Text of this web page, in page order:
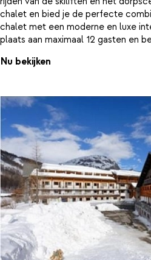
chalet en bied je de perfecte
chalet met een moderne en luxe
plaats aan maximaal 12 gasten en
waaronder een familiesuite.
woonkamer met een open haard,
Nu bekijken